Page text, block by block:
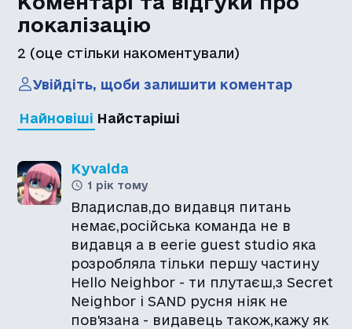
локалізацію
2 (оце стільки накоментували)
Увійдіть, щоби залишити коментар
Найновіші Найстаріші
Kyvalda
1 рік тому
Владислав,до видавця питань
немає,російська команда не в
видавця а в eerie guest studio яка
розробляла тільки першу частину
Hello Neighbor - ти плутаєш,з Secret
Neighbor і SAND русня ніяк не
пов'язана - видавець також,кажу як